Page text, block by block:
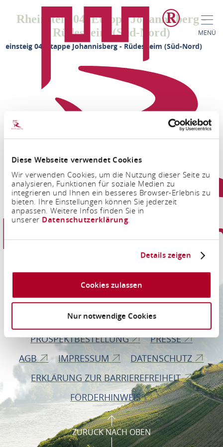
Diese Webseite verwendet Cookies
Wir verwenden Cookies, um die Nutzung dieser Seite zu
analysieren, Funktionen für soziale Medien zu
integrieren und Ihnen ein besseres Browser-Erlebnis zu
bieten. Ihre Einstellungen können Sie jederzeit
anpassen. Weitere Infos finden Sie in
unserer Datenschutzerklärung.
Details zeigen
Cookies zulassen
Nur notwendige Cookies
MENÜ
Rheinsteig 04. Etappe Johannisberg -
Rüdesheim (Süd-Nord)
04. Etappe Johannisberg - Rüdesheim (Süd-Nord)
FACEBOOK INSTAGRAM
Informationen
Romantischer Rhein Tourismus GmbH
Bahnhofstraße 28
56112 Lahnstein
PROSPEKTBESTELLUNG
PRESSE
AGB
IMPRESSUM
DATENSCHUTZ
ERKLÄRUNG ZUR BARRIEREFREIHEIT
FÖRDERHINWEIS
ZURÜCK NACH OBEN